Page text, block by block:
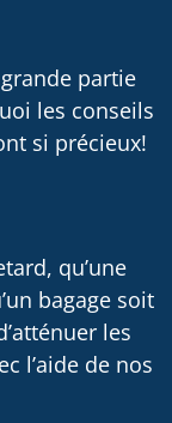
partie
les conseils
si précieux!
qu’une
bagage soit
les
l’aide de nos